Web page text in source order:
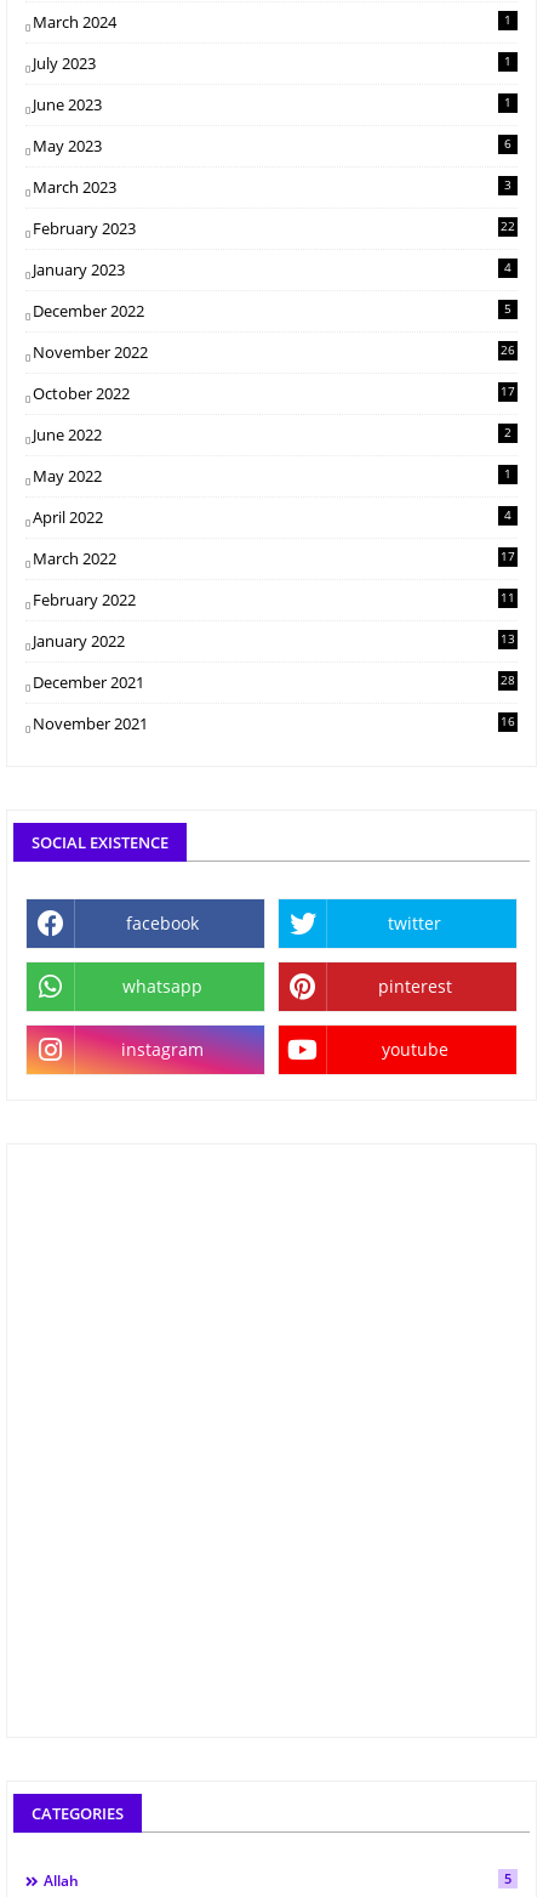
March 2024 1
July 2023 1
June 2023 1
May 2023 6
March 2023 3
February 2023 22
January 2023 4
December 2022 5
November 2022 26
October 2022 17
June 2022 2
May 2022 1
April 2022 4
March 2022 17
February 2022 11
January 2022 13
December 2021 28
November 2021 16
SOCIAL EXISTENCE
facebook twitter
whatsapp pinterest
instagram youtube
CATEGORIES
Allah 5